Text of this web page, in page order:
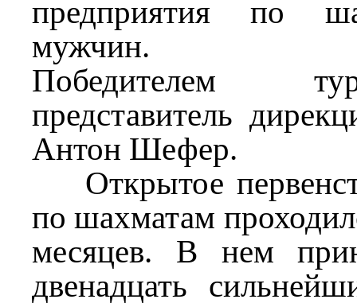
предприятия по
мужчин.
Победителем
представитель
Антон Шефер.
Открытое
по шахматам
месяцев. В нем
двенадцать